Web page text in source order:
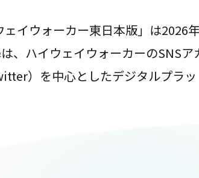
イウォーカー東日本版」は2026
、ハイウェイウォーカーのSNS
）を中心としたデジタルプラ